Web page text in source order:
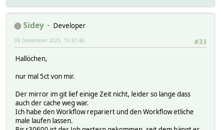
Sidey
Developer
#33
09 Dezember 2025, 19:37:46
Hallöchen,
nur mal 5ct von mir.
Der mirror im git lief einige Zeit nicht, leider so lange dass
auch der cache weg war.
Ich habe den Workflow repariert und den Workflow etliche
male laufen lassen.